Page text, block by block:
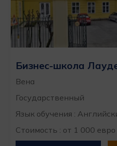
Бизнес-школа
Вена
Государственный
Язык обучения :
Стоимость : от 1 000